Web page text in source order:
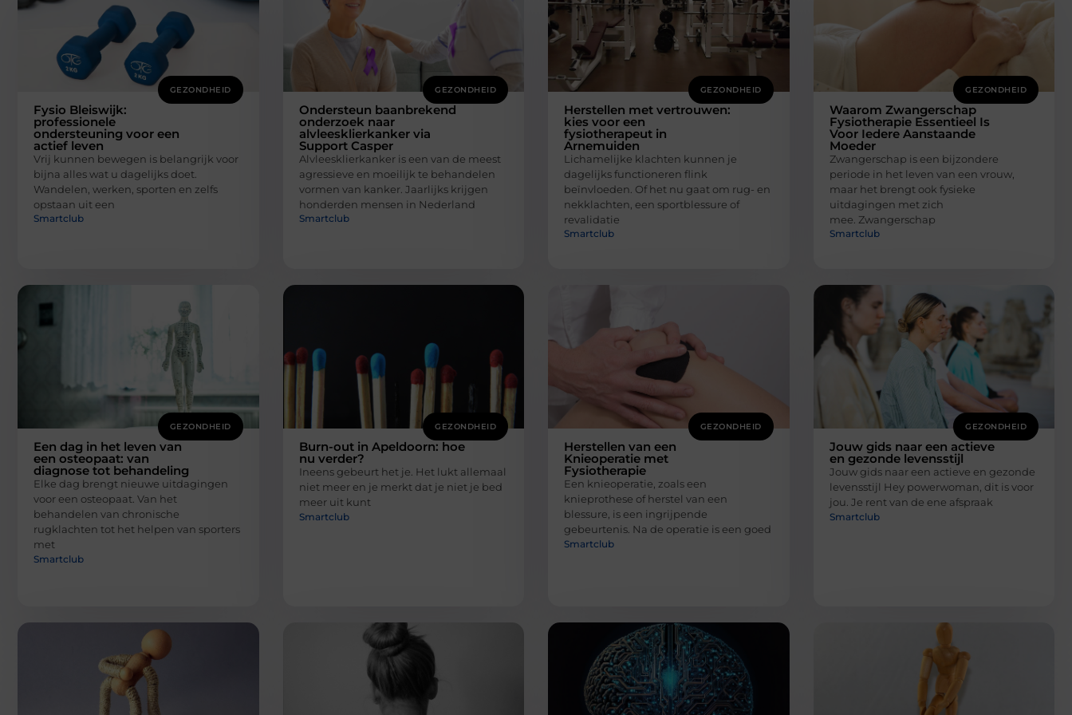
GEZONDHEID
Fysio Bleiswijk:
professionele
ondersteuning voor een
actief leven
Vrij kunnen bewegen is belangrijk voor
bijna alles wat u dagelijks doet.
Wandelen, werken, sporten en zelfs
opstaan uit een
Smartclub
GEZONDHEID
Ondersteun baanbrekend
onderzoek naar
alvleesklierkanker via
Support Casper
Alvleesklierkanker is een van de meest
agressieve en moeilijk te behandelen
vormen van kanker. Jaarlijks krijgen
honderden mensen in Nederland
Smartclub
GEZONDHEID
Herstellen met vertrouwen:
kies voor een
fysiotherapeut in
Arnemuiden
Lichamelijke klachten kunnen je
dagelijks functioneren flink
beïnvloeden. Of het nu gaat om rug- en
nekklachten, een sportblessure of
revalidatie
Smartclub
GEZONDHEID
Waarom Zwangerschap
Fysiotherapie Essentieel Is
Voor Iedere Aanstaande
Moeder
Zwangerschap is een bijzondere
periode in het leven van een vrouw,
maar het brengt ook fysieke
uitdagingen met zich
mee. Zwangerschap
Smartclub
GEZONDHEID
Een dag in het leven van
een osteopaat: van
diagnose tot behandeling
Elke dag brengt nieuwe uitdagingen
voor een osteopaat. Van het
behandelen van chronische
rugklachten tot het helpen van sporters
met
Smartclub
GEZONDHEID
Burn-out in Apeldoorn: hoe
nu verder?
Ineens gebeurt het je. Het lukt allemaal
niet meer en je merkt dat je niet je bed
meer uit kunt
Smartclub
GEZONDHEID
Herstellen van een
Knieoperatie met
Fysiotherapie
Een knieoperatie, zoals een
knieprothese of herstel van een
blessure, is een ingrijpende
gebeurtenis. Na de operatie is een goed
Smartclub
GEZONDHEID
Jouw gids naar een actieve
en gezonde levensstijl
Jouw gids naar een actieve en gezonde
levensstijl Hey powerwoman, dit is voor
jou. Je rent van de ene afspraak
Smartclub